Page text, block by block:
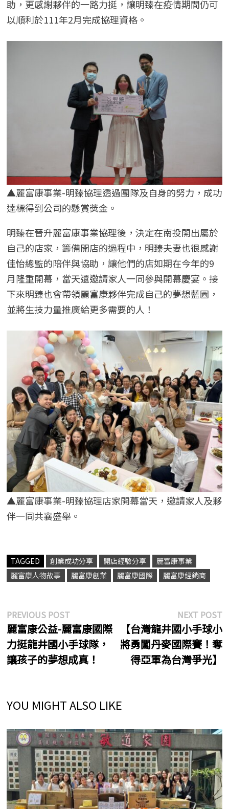
助，更感謝夥伴的一路力挺，讓明臻在疫情期間仍可
以順利於111年2月完成協理資格。
▲麗富康事業-明臻協理透過團隊及自身的努力，成功
達標得到公司的懸賞獎金。
明臻在晉升麗富康事業協理後，決定在南投開出屬於
自己的店家，籌備開店的過程中，明臻夫妻也很感謝
佳怡總監的陪伴與協助，讓他們的店如期在今年的9
月隆重開幕，當天還邀請家人一同參與開幕慶宴。接
下來明臻也會帶領麗富康夥伴完成自己的夢想藍圖，
並將生技力量推廣給更多需要的人！
▲麗富康事業-明臻協理店家開幕當天，邀請家人及夥
伴一同共襄盛舉。
TAGGED 創業成功分享 開店經驗分享
麗富康事業
麗富康人物故事
麗富康創業 麗富康國際 麗富康經銷商
文
章
導
PREVIOUS POSTPrevious
post:
麗富康公益-麗富康國際
力挺龍井國小手球隊，
讓孩子的夢想成真！
NEXT POST
【台灣龍井國小手球小
將勇闖丹麥國際賽！奪
得亞軍為台灣爭光】
YOU MIGHT ALSO LIKE